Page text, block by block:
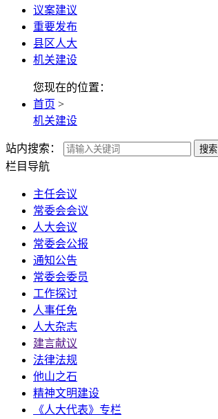
议案建议
重要发布
县区人大
机关建设
您现在的位置：
首页 >
机关建设
站内搜索： 搜索
栏目导航
主任会议
常委会会议
人大会议
常委会公报
通知公告
常委会委员
工作探讨
人事任免
人大杂志
建言献议
法律法规
他山之石
精神文明建设
《人大代表》专栏